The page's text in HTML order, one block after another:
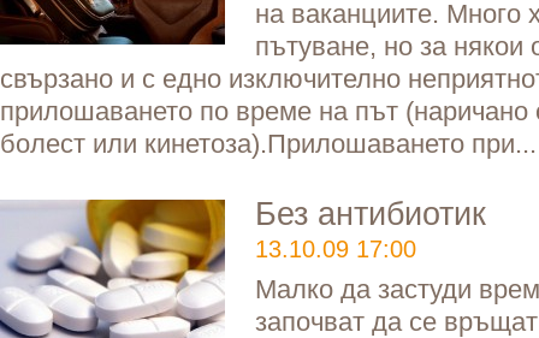
на ваканциите. Много
пътуване, но за някои
свързано и с едно изключително
прилошаването по време на път
болест или кинетоза).Прилошаването при...
Без антибиотик
13.10.09 17:00
Малко да застуди
започват да се